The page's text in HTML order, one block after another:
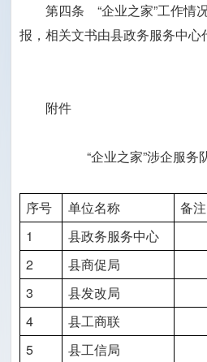
第四条 “企业之家”工作情
报，相关文书由县政务服务中心
附件
“企业之家”涉企服务
序号 单位名称
备注
1
县政务服务中心
2
县商促局
3
县发改局
4
县工商联
5
县工信局